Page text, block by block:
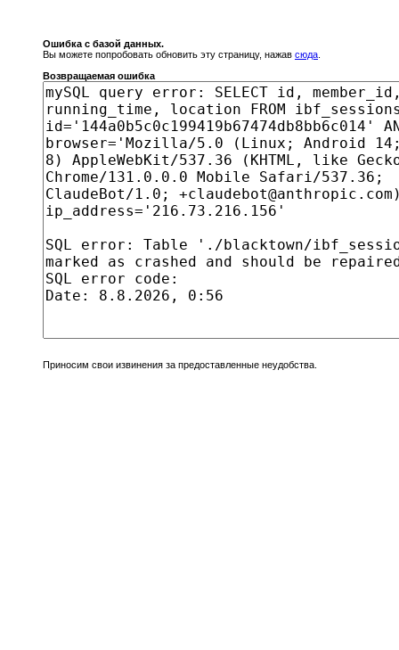
Ошибка с базой данных.
Вы можете попробовать обновить эту страницу, нажав сюда
Возвращаемая ошибка
Приносим свои извинения за предоставленные неудобства.